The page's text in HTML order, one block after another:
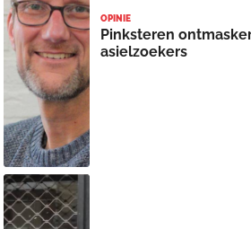
OPINIE
Pinksteren
asielzoekers